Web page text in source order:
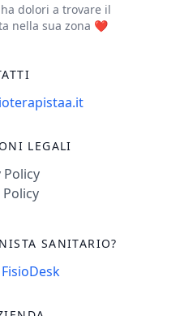
dolori a trovare il
nella sua zona ❤️
LEGALI
Policy
SANITARIO?
FisioDesk